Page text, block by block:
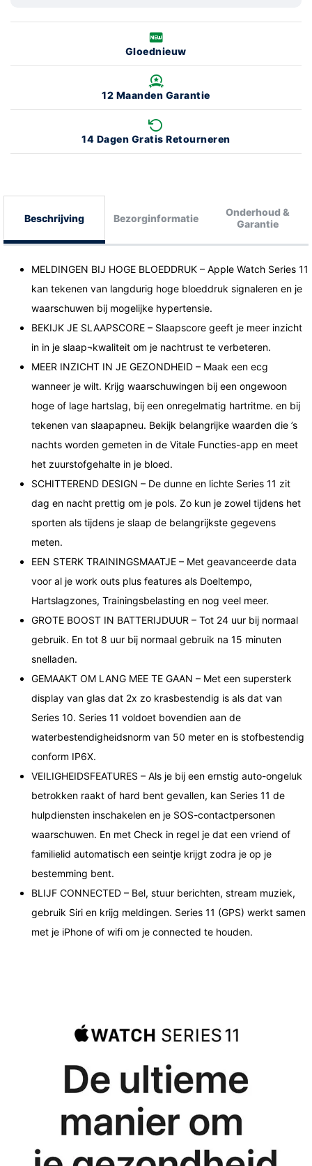
Gloednieuw
12 Maanden Garantie
14 Dagen Gratis Retourneren
Beschrijving Bezorginformatie
Onderhoud &
Garantie
MELDINGEN BIJ HOGE BLOEDDRUK – Apple Watch Series 11
kan tekenen van langdurig hoge bloeddruk signaleren en je
waarschuwen bij mogelijke hypertensie.
BEKIJK JE SLAAPSCORE – Slaapscore geeft je meer inzicht
in in je slaap¬kwaliteit om je nachtrust te verbeteren.
MEER INZICHT IN JE GEZONDHEID – Maak een ecg
wanneer je wilt. Krijg waarschuwingen bij een ongewoon
hoge of lage hartslag, bij een onregelmatig hartritme. en bij
tekenen van slaapapneu. Bekijk belangrijke waarden die ’s
nachts worden gemeten in de Vitale Functies-app en meet
het zuurstofgehalte in je bloed.
SCHITTEREND DESIGN – De dunne en lichte Series 11 zit
dag en nacht prettig om je pols. Zo kun je zowel tijdens het
sporten als tijdens je slaap de belangrijkste gegevens
meten.
EEN STERK TRAININGSMAATJE – Met geavanceerde data
voor al je work outs plus features als Doeltempo,
Hartslagzones, Trainingsbelasting en nog veel meer.
GROTE BOOST IN BATTERIJDUUR – Tot 24 uur bij normaal
gebruik. En tot 8 uur bij normaal gebruik na 15 minuten
snelladen.
GEMAAKT OM LANG MEE TE GAAN – Met een supersterk
display van glas dat 2x zo krasbestendig is als dat van
Series 10. Series 11 voldoet bovendien aan de
waterbestendigheidsnorm van 50 meter en is stofbestendig
conform IP6X.
VEILIGHEIDSFEATURES – Als je bij een ernstig auto-ongeluk
betrokken raakt of hard bent gevallen, kan Series 11 de
hulpdiensten inschakelen en je SOS-contactpersonen
waarschuwen. En met Check in regel je dat een vriend of
familielid automatisch een seintje krijgt zodra je op je
bestemming bent.
BLIJF CONNECTED – Bel, stuur berichten, stream muziek,
gebruik Siri en krijg meldingen. Series 11 (GPS) werkt samen
met je iPhone of wifi om je connected te houden.